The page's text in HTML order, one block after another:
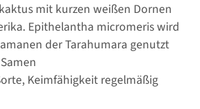
mit kurzen weißen Dornen
Epithelantha micromeris wird
der Tarahumara genutzt
Keimfähigkeit regelmäßig